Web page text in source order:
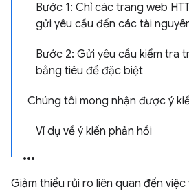
Bước 1: Chỉ các trang web
gửi yêu cầu đến các tài
Bước 2: Gửi yêu cầu kiểm tra
bằng tiêu đề đặc biệt
Chúng tôi mong nhận được ý
Ví dụ về ý kiến phản hồi
Giảm thiểu rủi ro liên quan đến